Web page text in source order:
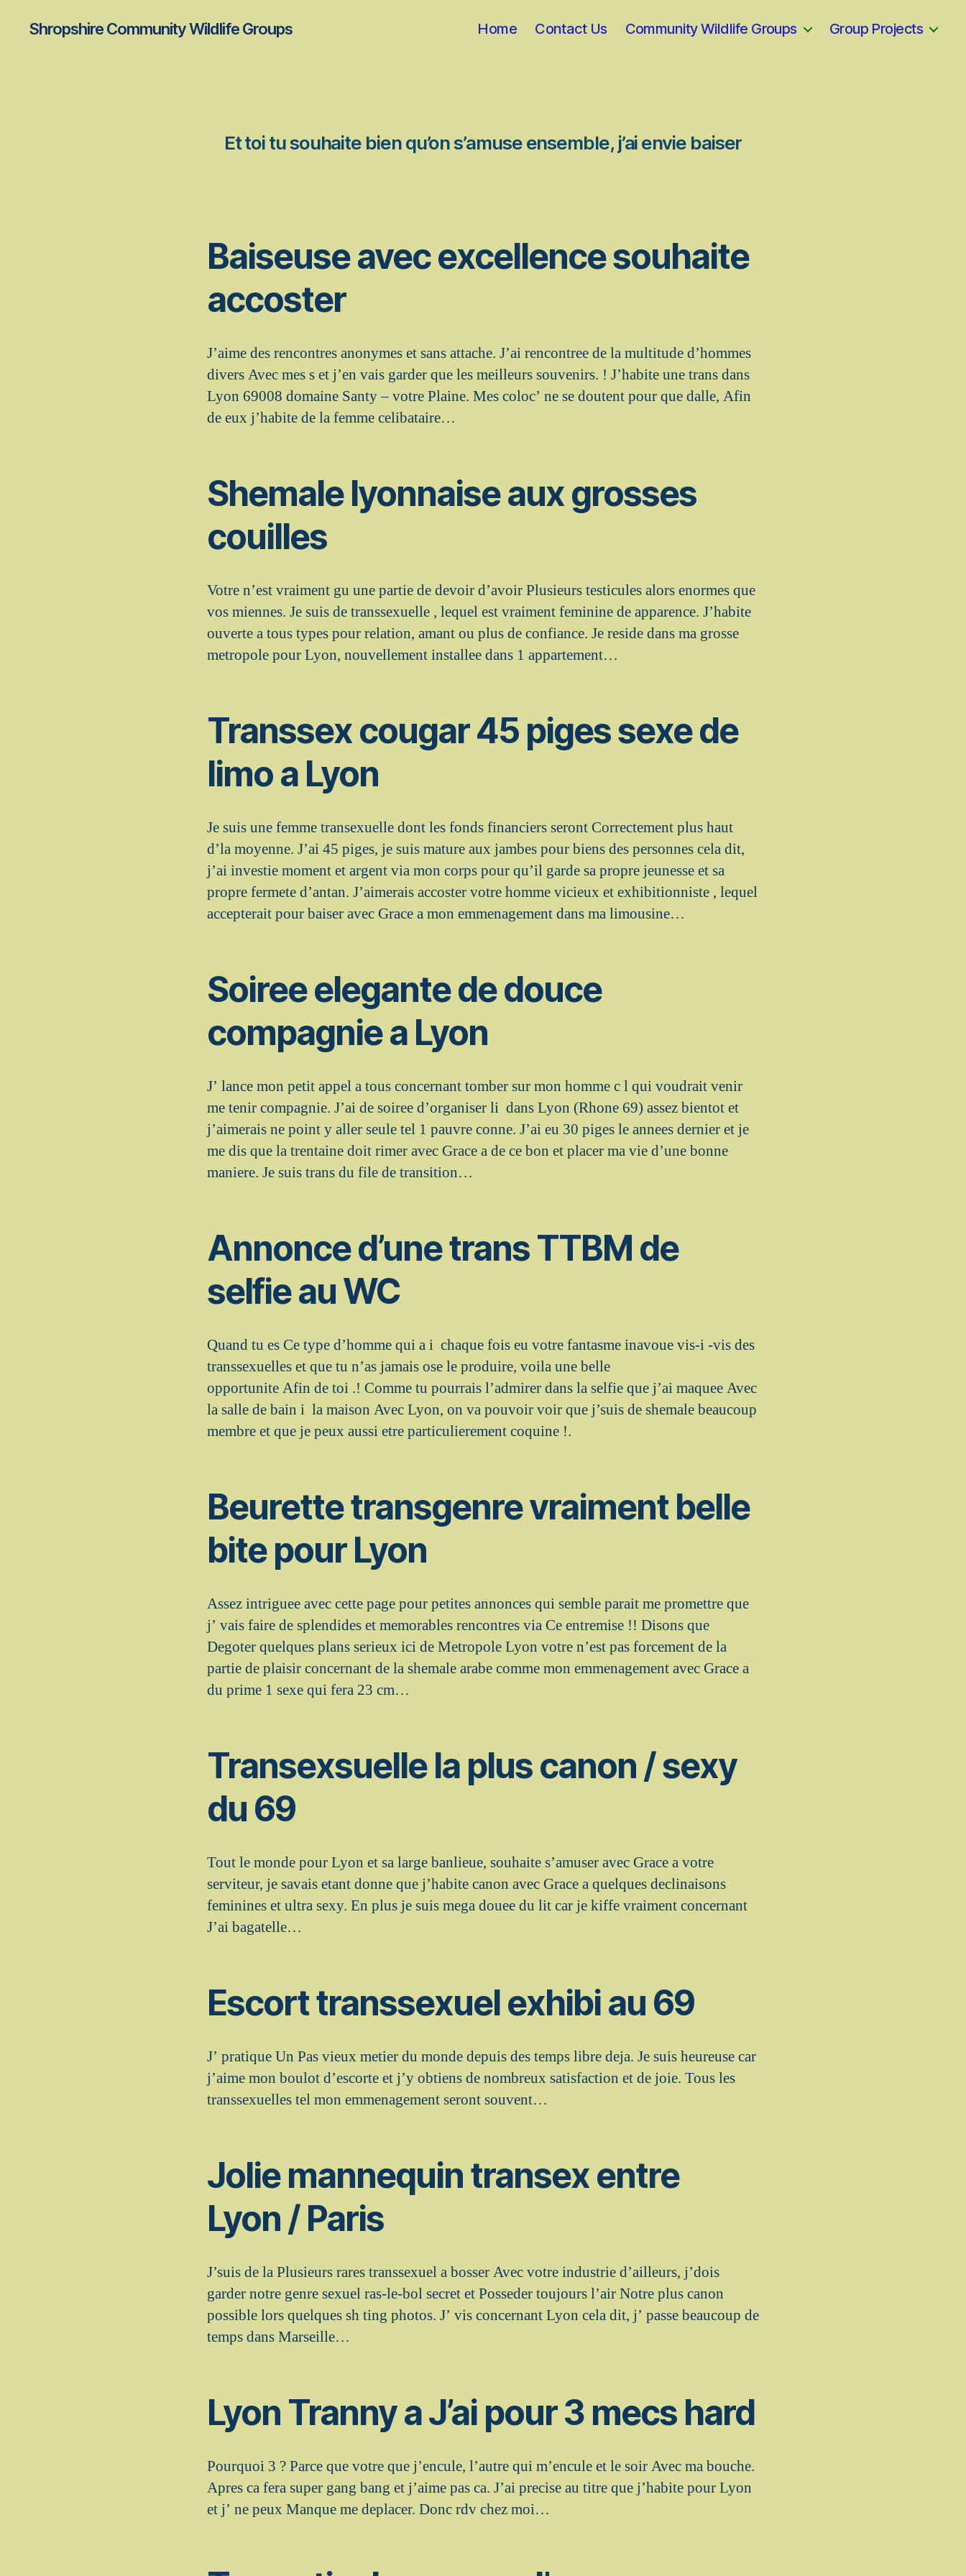
Shropshire Community Wildlife Groups Home Contact Us Community Wildlife Groups Group Projects
Et toi tu souhaite bien qu’on s’amuse ensemble, j’ai envie baiser
Baiseuse avec excellence souhaite
accoster
J’aime des rencontres anonymes et sans attache. J’ai rencontree de la multitude d’hommes
divers Avec mes s et j’en vais garder que les meilleurs souvenirs. ! J’habite une trans dans
Lyon 69008 domaine Santy – votre Plaine. Mes coloc’ ne se doutent pour que dalle, Afin
de eux j’habite de la femme celibataire…
Shemale lyonnaise aux grosses
couilles
Votre n’est vraiment gu une partie de devoir d’avoir Plusieurs testicules alors enormes que
vos miennes. Je suis de transsexuelle , lequel est vraiment feminine de apparence. J’habite
ouverte a tous types pour relation, amant ou plus de confiance. Je reside dans ma grosse
metropole pour Lyon, nouvellement installee dans 1 appartement…
Transsex cougar 45 piges sexe de
limo a Lyon
Je suis une femme transexuelle dont les fonds financiers seront Correctement plus haut
d’la moyenne. J’ai 45 piges, je suis mature aux jambes pour biens des personnes cela dit,
j’ai investie moment et argent via mon corps pour qu’il garde sa propre jeunesse et sa
propre fermete d’antan. J’aimerais accoster votre homme vicieux et exhibitionniste , lequel
accepterait pour baiser avec Grace a mon emmenagement dans ma limousine…
Soiree elegante de douce
compagnie a Lyon
J’ lance mon petit appel a tous concernant tomber sur mon homme c l qui voudrait venir
me tenir compagnie. J’ai de soiree d’organiser li dans Lyon (Rhone 69) assez bientot et
j’aimerais ne point y aller seule tel 1 pauvre conne. J’ai eu 30 piges le annees dernier et je
me dis que la trentaine doit rimer avec Grace a de ce bon et placer ma vie d’une bonne
maniere. Je suis trans du file de transition…
Annonce d’une trans TTBM de
selfie au WC
Quand tu es Ce type d’homme qui a i chaque fois eu votre fantasme inavoue vis-i -vis des
transsexuelles et que tu n’as jamais ose le produire, voila une belle
opportunite Afin de toi .! Comme tu pourrais l’admirer dans la selfie que j’ai maquee Avec
la salle de bain i la maison Avec Lyon, on va pouvoir voir que j’suis de shemale beaucoup
membre et que je peux aussi etre particulierement coquine !.
Beurette transgenre vraiment belle
bite pour Lyon
Assez intriguee avec cette page pour petites annonces qui semble parait me promettre que
j’ vais faire de splendides et memorables rencontres via Ce entremise !! Disons que
Degoter quelques plans serieux ici de Metropole Lyon votre n’est pas forcement de la
partie de plaisir concernant de la shemale arabe comme mon emmenagement avec Grace a
du prime 1 sexe qui fera 23 cm…
Transexsuelle la plus canon / sexy
du 69
Tout le monde pour Lyon et sa large banlieue, souhaite s’amuser avec Grace a votre
serviteur, je savais etant donne que j’habite canon avec Grace a quelques declinaisons
feminines et ultra sexy. En plus je suis mega douee du lit car je kiffe vraiment concernant
J’ai bagatelle…
Escort transsexuel exhibi au 69
J’ pratique Un Pas vieux metier du monde depuis des temps libre deja. Je suis heureuse car
j’aime mon boulot d’escorte et j’y obtiens de nombreux satisfaction et de joie. Tous les
transsexuelles tel mon emmenagement seront souvent…
Jolie mannequin transex entre
Lyon / Paris
J’suis de la Plusieurs rares transsexuel a bosser Avec votre industrie d’ailleurs, j’dois
garder notre genre sexuel ras-le-bol secret et Posseder toujours l’air Notre plus canon
possible lors quelques sh ting photos. J’ vis concernant Lyon cela dit, j’ passe beaucoup de
temps dans Marseille…
Lyon Tranny a J’ai pour 3 mecs hard
Pourquoi 3 ? Parce que votre que j’encule, l’autre qui m’encule et le soir Avec ma bouche.
Apres ca fera super gang bang et j’aime pas ca. J’ai precise au titre que j’habite pour Lyon
et j’ ne peux Manque me deplacer. Donc rdv chez moi…